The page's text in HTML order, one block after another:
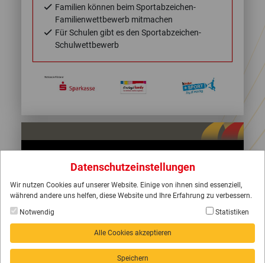
Datenschutzeinstellungen
Wir nutzen Cookies auf unserer Website. Einige von ihnen sind essenziell,
während andere uns helfen, diese Website und Ihre Erfahrung zu verbessern.
Notwendig
Statistiken
Alle Cookies akzeptieren
Speichern
Familien können beim Sportabzeichen-
Familienwettbewerb mitmachen
Für Schulen gibt es den Sportabzeichen-
Schulwettbewerb